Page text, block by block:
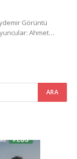
Görüntü
Ahmet…